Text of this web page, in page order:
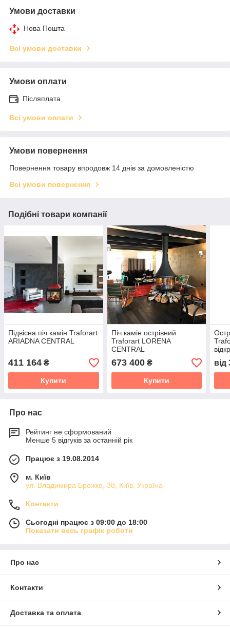
Умови доставки
Нова Пошта
Всі умови доставки
Умови оплати
Післяплата
Всі умови оплати
Умови повернення
Повернення товару впродовж 14 днів за домовленістю
Всі умови повернення
Подібні товари компанії
Підвісна піч камін Traforart
ARIADNA CENTRAL
411 164 ₴
Купити
Піч камін острівний
Traforart LORENA
CENTRAL
673 400₴
Купити
від
Про нас
Рейтинг не сформований
Менше 5 відгуків за останній рік
Працює з 19.08.2014
м. Київ
ул. Владимира Брожко, 38, Київ, Україна
Контакти
Сьогодні працює з 09:00 до 18:00
Показати весь графік роботи
Про нас
Контакти
Доставка та оплата